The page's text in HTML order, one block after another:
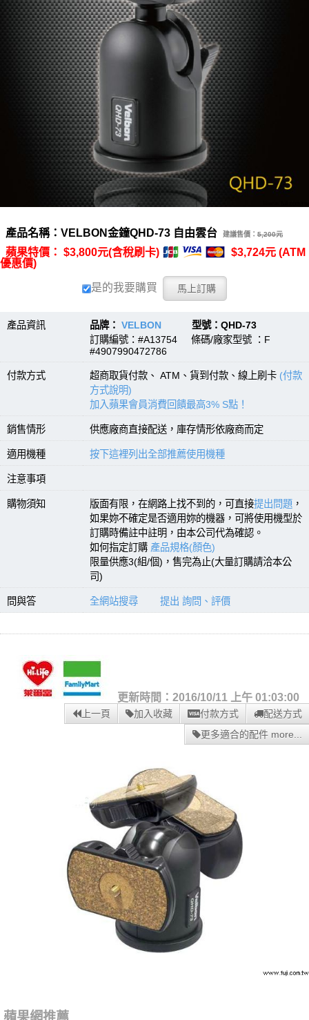
產品名稱：VELBON金鐘QHD-73 自由雲台 建議售價： 5,200元
蘋果特價： $3,800元(含稅刷卡)
$3,724元 (ATM
優惠價)
是的我要購買
產品資訊 品牌： VELBON 型號：QHD-73
訂購編號：#A13754 條碼/廠家型號 ：F
#4907990472786
付款方式 超商取貨付款、 ATM、貨到付款、線上刷卡 (付款
方式說明)
加入蘋果會員消費回饋最高3% S點！
銷售情形 供應廠商直接配送，庫存情形依廠商而定
適用機種 按下這裡列出全部推薦使用機種
注意事項
購物須知 版面有限，在網路上找不到的，可直接提出問題 ，
如果妳不確定是否適用妳的機器，可將使用機型於
訂購時備註中註明，由本公司代為確認。
如何指定訂購 產品規格(顏色)
限量供應3(組/個)，售完為止(大量訂購請洽本公
司)
問與答 全網站搜尋 提出 詢問、評價
更新時間：2016/10/11 上午 01:03:00
上一頁 加入收藏 付款方式
配送方式
更多適合的配件 more...
蘋果網推薦